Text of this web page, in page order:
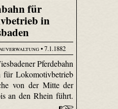
für
in
• 7.1.1882
Pferdebahn
für Loko­motiv­betrieb
von der Mitte der
an den Rhein führt.